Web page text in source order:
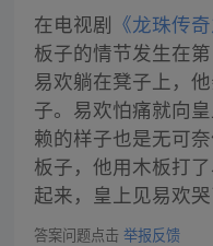
在电视剧 《龙珠传
板子的情节发生在
易欢躺在凳子上，
子。易欢怕痛就向
赖的样子也是无可
板子，他用木板打
起来，皇上见易欢哭
答案问题点击 举报反馈